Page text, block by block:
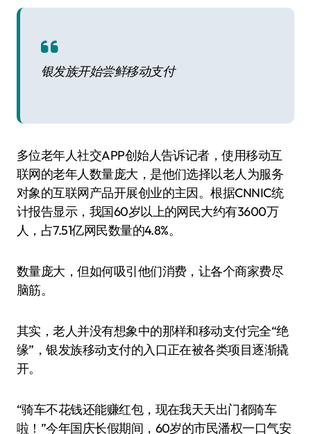
银发族开始尝鲜移动支付
多位老年人社交APP创始人告诉记者，使用移动互
联网的老年人数量庞大，是他们选择以老人为服务
对象的互联网产品开展创业的主因。根据CNNIC统
计报告显示，我国60岁以上的网民大约有3600万
人，占7.51亿网民数量的4.8%。
数量庞大，但如何吸引他们消费，让各个商家费尽
脑筋。
其实，老人并没有想象中的那样和移动支付完全“绝
缘”，银发族移动支付的入口正在被各类项目逐渐撬
开。
“骑车不花钱还能赚红包，现在我天天出门都骑车
啦！”今年国庆长假期间，60岁的市民潘权一口气安